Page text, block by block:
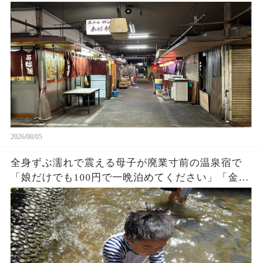
店の立ち退き当日、まさかの出来事に…
2026/08/05
全身ずぶ濡れで震える母子が廃業寸前の温泉宿で
「娘だけでも100円で一晩泊めてください」「金な
んかいらない、中に入りな！」→3ヶ月後、まさか
の出来事に…